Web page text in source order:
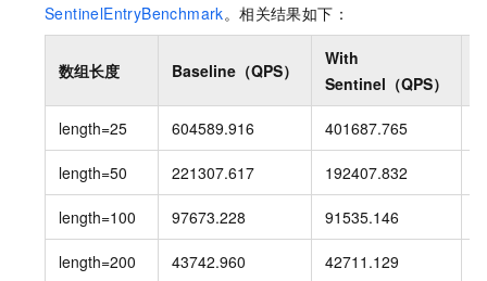
SentinelEntryBenchmark。相关结果如下：
数组长度 Baseline（QPS）
With
Sentinel（QPS）
length=25 604589.916 401687.765
length=50 221307.617 192407.832
length=100 97673.228 91535.146
length=200 43742.960 42711.129